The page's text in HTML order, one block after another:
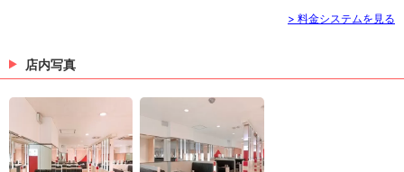
> 料金システムを見る
店内写真